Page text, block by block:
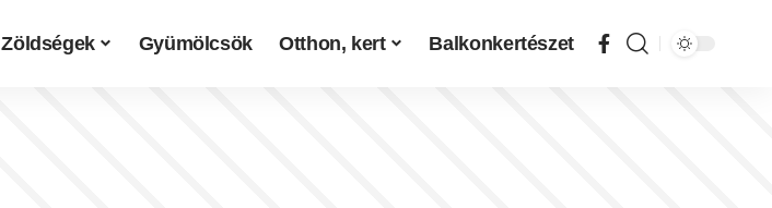
Zöldségek Gyümölcsök Otthon, kert Balkonkertészet